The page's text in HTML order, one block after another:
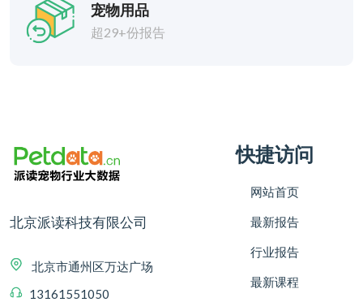
宠物用品
超29+份报告
北京派读科技有限公司
北京市通州区万达广场
13161551050
快捷访问
网站首页
最新报告
行业报告
最新课程